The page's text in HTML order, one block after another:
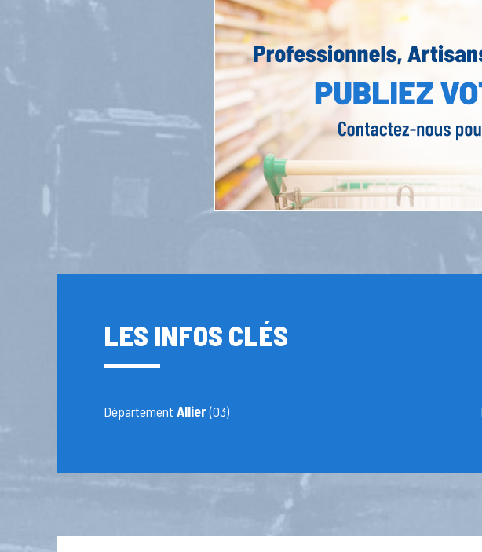
LES INFOS CLÉS
Département Allier(03)